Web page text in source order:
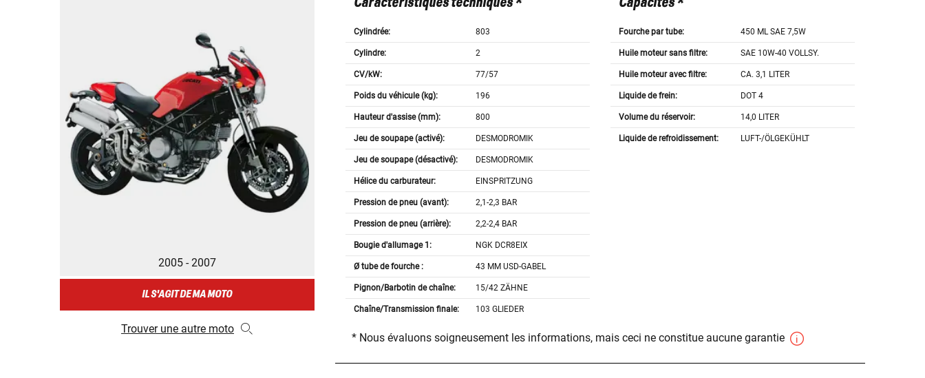
2005 - 2007
IL S'AGIT DE MA MOTO
Trouver une autre moto
Caractéristiques techniques *
Cylindrée: 803
Cylindre: 2
CV/kW: 77/57
Poids du véhicule (kg): 196
Hauteur d'assise (mm): 800
Jeu de soupape (activé): DESMODROMIK
Jeu de soupape (désactivé): DESMODROMIK
Hélice du carburateur: EINSPRITZUNG
Pression de pneu (avant): 2,1-2,3 BAR
Pression de pneu (arrière): 2,2-2,4 BAR
Bougie d'allumage 1: NGK DCR8EIX
Ø tube de fourche : 43 MM USD-GABEL
Pignon/Barbotin de chaîne: 15/42 ZÄHNE
Chaîne/Transmission finale: 103 GLIEDER
Capacités *
Fourche par tube: 450 ML SAE 7,5W
Huile moteur sans filtre: SAE 10W-40 VOLLSY.
Huile moteur avec filtre: CA. 3,1 LITER
Liquide de frein: DOT 4
Volume du réservoir: 14,0 LITER
Liquide de refroidissement: LUFT-/ÖLGEKÜHLT
* Nous évaluons soigneusement les informations, mais ceci ne constitue aucune garantie